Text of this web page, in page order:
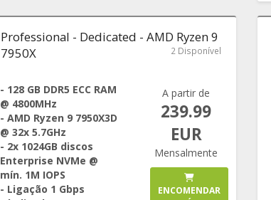
Professional - Dedicated - AMD Ryzen 9
7950X
2 Disponível
- 128 GB DDR5 ECC RAM
@ 4800MHz
- AMD Ryzen 9 7950X3D
@ 32x 5.7GHz
- 2x 1024GB discos
Enterprise NVMe @
mín. 1M IOPS
- Ligação 1 Gbps
A partir de
239.99
EUR
Mensalmente
ENCOMENDAR